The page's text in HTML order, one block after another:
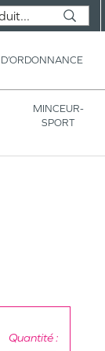
MINCEUR-
SPORT
Quantité :